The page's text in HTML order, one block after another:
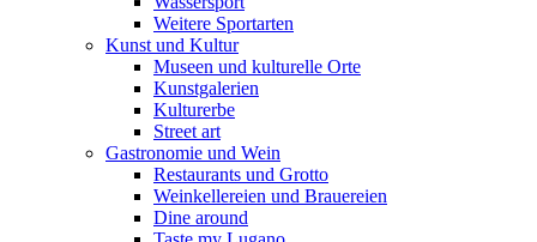
Weitere Sportarten
Kunst und Kultur
Museen und kulturelle Orte
Kunstgalerien
Kulturerbe
Street art
Gastronomie und Wein
Restaurants und Grotto
Weinkellereien und Brauereien
Dine around